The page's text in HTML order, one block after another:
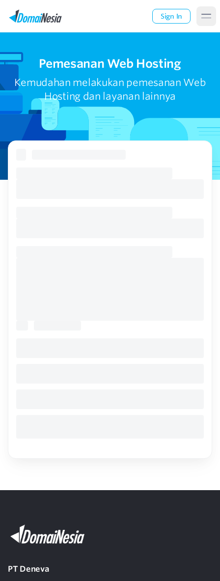
Sign In
Pemesanan Web Hosting
Kemudahan melakukan pemesanan Web
Hosting dan layanan lainnya
PT Deneva